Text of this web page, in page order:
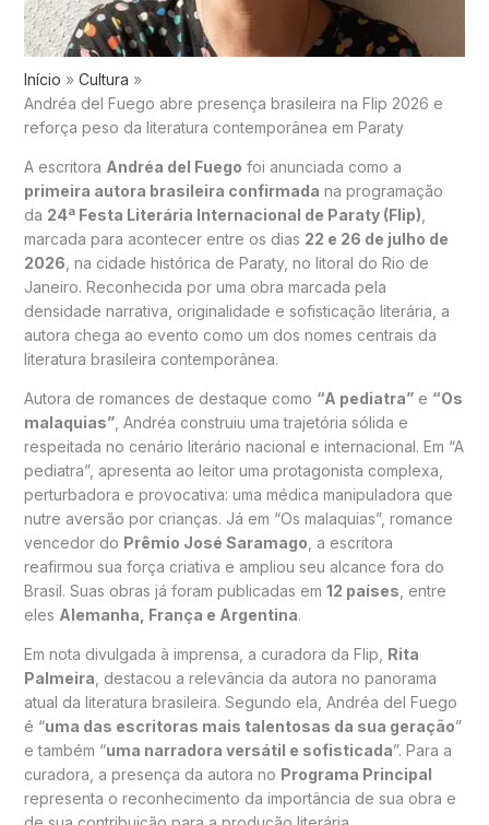
Início
Cultura
Andréa del Fuego abre presença brasileira na Flip 2026 e
reforça peso da literatura contemporânea em Paraty
A escritora Andréa del Fuego foi anunciada como a
primeira autora brasileira confirmada na programação
da 24ª Festa Literária Internacional de Paraty (Flip)
marcada para acontecer entre os dias 22 e 26 de julho de
2026 , na cidade histórica de Paraty, no litoral do Rio de
Janeiro. Reconhecida por uma obra marcada pela
densidade narrativa, originalidade e sofisticação literária, a
autora chega ao evento como um dos nomes centrais da
literatura brasileira contemporânea.
Autora de romances de destaque como “A pediatra”e “Os
malaquias”, Andréa construiu uma trajetória sólida e
respeitada no cenário literário nacional e internacional. Em “A
pediatra”, apresenta ao leitor uma protagonista complexa,
perturbadora e provocativa: uma médica manipuladora que
nutre aversão por crianças. Já em “Os malaquias”, romance
vencedor do Prêmio José Saramago , a escritora
reafirmou sua força criativa e ampliou seu alcance fora do
Brasil. Suas obras já foram publicadas em 12 países , entre
eles Alemanha, França e Argentina.
Em nota divulgada à imprensa, a curadora da Flip, Rita
Palmeira , destacou a relevância da autora no panorama
atual da literatura brasileira. Segundo ela, Andréa del Fuego
é “uma das escritoras mais talentosas da sua geração”
e também “uma narradora versátil e sofisticada”. Para a
curadora, a presença da autora no Programa Principal
representa o reconhecimento da importância de sua obra e